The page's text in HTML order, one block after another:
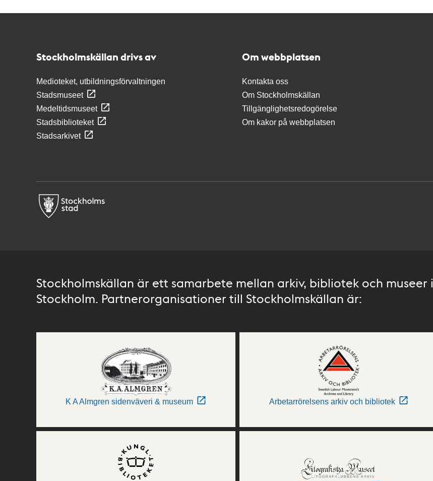
Stockholmskällan drivs av
Medioteket, utbildningsförvaltningen
Stadsmuseet
Medeltidsmuseet
Stadsbiblioteket
Stadsarkivet
Om webbplatsen
Kontakta oss
Om Stockholmskällan
Tillgänglighetsredogörelse
Om kakor på webbplatsen
Stockholmskällan är ett samarbete mellan arkiv, bibliotek och museer i
Stockholm. Partnerorganisationer till Stockholmskällan är:
K A Almgren sidenväveri & museum Arbetarrörelsens arkiv och bibliotek